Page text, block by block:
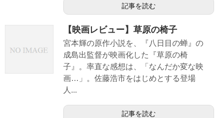
記事を読む
【映画レビュー】草原の椅子
宮本輝の原作小説を、『八日目の蝉』の
成島出監督が映画化した『草原の椅
子』。率直な感想は、「なんだか変な映
画…」。佐藤浩市をはじめとする登場
人...
記事を読む